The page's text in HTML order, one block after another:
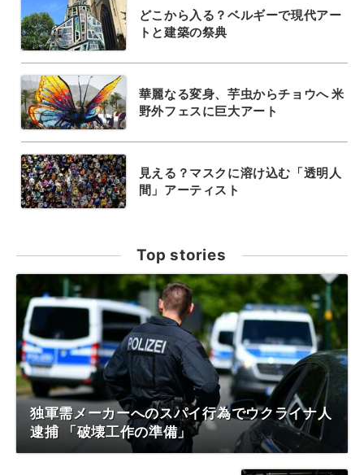
どこから入る？ベルギーで現代アー
トと建築の祭典
華麗なる変身、芋虫からチョウへ 米
野外フェスに巨大アート
見える？マスクに溶け込む「透明人
間」アーティスト
Top stories
独軍需メーカーへのスパイ行為でウクライナ人
逮捕 「破壊工作の準備」